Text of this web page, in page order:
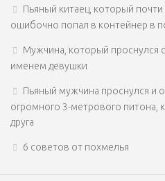
Пьяный китаец, который
ошибочно попал в контейнер в
Мужчина, который проснулся
именем девушки
Пьяный мужчина проснулся и
огромного 3-метрового питона,
друга
6 советов от похмелья